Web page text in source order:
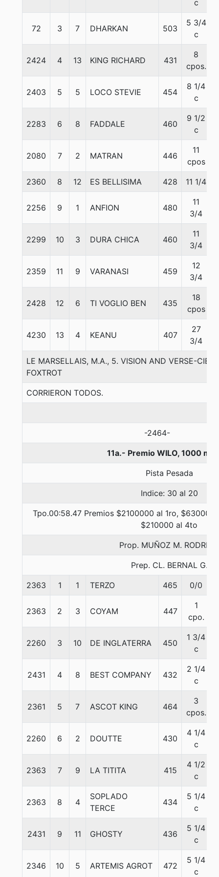
c
72 3 7 DHARKAN 503
5 3/4
c
2424 4 13 KING RICHARD 431
8
cpos.
2403 5 5 LOCO STEVIE 454
8 1/4
c
2283 6 8 FADDALE 460
9 1/2
c
2080 7 2 MATRAN 446
11
cpos
2360 8 12 ES BELLISIMA 428 11 1/4
2256 9 1 ANFION 480
11
3/4
2299 10 3 DURA CHICA 460
11
3/4
2359 11 9 VARANASI 459
12
3/4
2428 12 6 TI VOGLIO BEN 435
18
cpos
4230 13 4 KEANU 407
27
3/4
LE MARSELLAIS, M.A., 5. VISION AND VERSE-CIEL
FOXTROT
CORRIERON TODOS.
-2464-
11a.- Premio WILO, 1000
Pista Pesada
Indice: 30 al 20
Tpo.00:58.47 Premios $2100000 al 1ro,
$210000 al 4to
Prop. MUÑOZ M. RODRIGO
Prep. CL. BERNAL G.
2363 1 1 TERZO 465 0/0
2363 2 3 COYAM 447
1
cpo.
2260 3 10 DE INGLATERRA 450
1 3/4
c
2431 4 8 BEST COMPANY 432
2 1/4
c
2361 5 7 ASCOT KING 464
3
cpos.
2260 6 2 DOUTTE 430
4 1/4
c
2363 7 9 LA TITITA 415
4 1/2
c
2363 8 4
SOPLADO
TERCE
434
5 1/4
c
2431 9 11 GHOSTY 436
5 1/4
c
2346 10 5 ARTEMIS AGROT 472
5 1/4
c